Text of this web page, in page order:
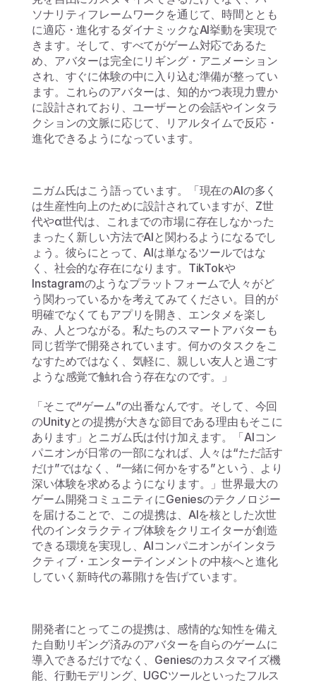
ソナリティフレームワークを通じて、時間ととも
に適応・進化するダイナミックなAI挙動を実現で
きます。そして、すべてがゲーム対応であるた
め、アバターは完全にリギング・アニメーション
され、すぐに体験の中に入り込む準備が整ってい
ます。これらのアバターは、知的かつ表現力豊か
に設計されており、ユーザーとの会話やインタラ
クションの文脈に応じて、リアルタイムで反応・
進化できるようになっています。
ニガム氏はこう語っています。「現在のAIの多く
は生産性向上のために設計されていますが、Z世
代やα世代は、これまでの市場に存在しなかった
まったく新しい方法でAIと関わるようになるでし
ょう。彼らにとって、AIは単なるツールではな
く、社会的な存在になります。TikTokや
Instagramのようなプラットフォームで人々がど
う関わっているかを考えてみてください。目的が
明確でなくてもアプリを開き、エンタメを楽し
み、人とつながる。私たちのスマートアバターも
同じ哲学で開発されています。何かのタスクをこ
なすためではなく、気軽に、親しい友人と過ごす
ような感覚で触れ合う存在なのです。」
「そこで“ゲーム”の出番なんです。そして、今回
のUnityとの提携が大きな節目である理由もそこに
あります」とニガム氏は付け加えます。「AIコン
パニオンが日常の一部になれば、人々は“ただ話す
だけ”ではなく、“一緒に何かをする”という、より
深い体験を求めるようになります。」世界最大の
ゲーム開発コミュニティにGeniesのテクノロジー
を届けることで、この提携は、AIを核とした次世
代のインタラクティブ体験をクリエイターが創造
できる環境を実現し、AIコンパニオンがインタラ
クティブ・エンターテインメントの中核へと進化
していく新時代の幕開けを告げています。
開発者にとってこの提携は、感情的な知性を備え
た自動リギング済みのアバターを自らのゲームに
導入できるだけでなく、Geniesのカスタマイズ機
能、行動モデリング、UGCツールといったフルス